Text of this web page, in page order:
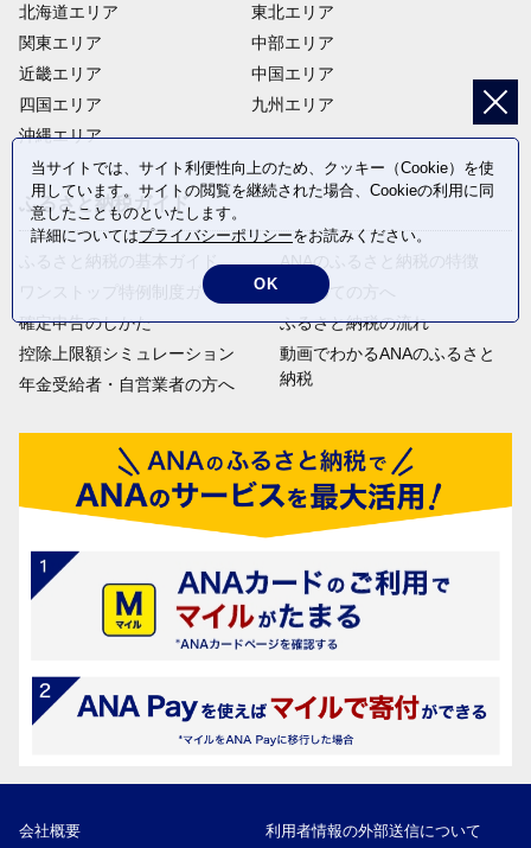
北海道エリア
関東エリア
近畿エリア
四国エリア
沖縄エリア
東北エリア
中部エリア
中国エリア
九州エリア
ふるさと納税ガイド
ふるさと納税の基本ガイド
ワンストップ特例制度ガイド
確定申告のしかた
控除上限額シミュレーション
年金受給者・自営業者の方へ
ANAのふるさと納税の特徴
はじめての方へ
ふるさと納税の流れ
動画でわかるANAのふるさと
納税
会社概要 利用者情報の外部送信について
当サイトでは、サイト利便性向上のため、クッキー（Cookie）を使
用しています。サイトの閲覧を継続された場合、Cookieの利用に同
意したことものといたします。
詳細についてはプライバシーポリシーをお読みください。
OK